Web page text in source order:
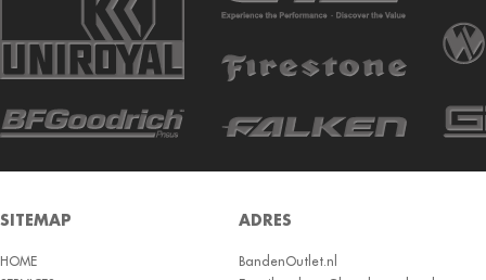
BARUM W
BCT
BF GOODRICH
BOTO
BRIDGESTON
SITEMAP
HOME
ADRES
BandenOutlet.nl